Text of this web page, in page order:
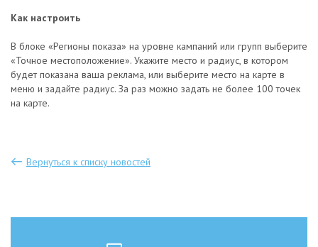
Как настроить
В блоке «Регионы показа» на уровне кампаний или групп выберите
«Точное местоположение». Укажите место и радиус, в котором
будет показана ваша реклама, или выберите место на карте в
меню и задайте радиус. За раз можно задать не более 100 точек
на карте.
Вернуться к списку новостей